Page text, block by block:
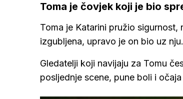
Toma je čovjek koji je bio
Toma je Katarini pružio
izgubljena, upravo je on bio uz nju.
Gledatelji koji navijaju za Tomu
posljednje scene, pune boli i